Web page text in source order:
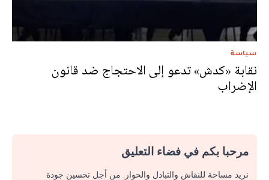
سياسة
نقابة «كدش» تدعو إلى الاحتجاج ضد قانون
الإضراب
مرحبا بكم في فضاء التعليق
نريد مساحة للنقاش والتبادل والحوار. من أجل تحسين جودة